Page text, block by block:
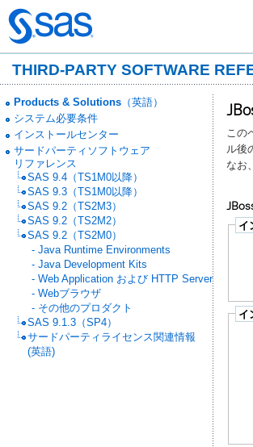
Skip
to
main
THIRD-PARTY SOFTWARE
Products & Solutions（英語）
システム必要条件
インストールセンター
サードパーティソフトウェア
リファレンス
SAS 9.4（TS1M0以降）
SAS 9.3（TS1M0以降）
SAS 9.2（TS2M3）
SAS 9.2（TS2M2）
SAS 9.2（TS2M0）
- Java Runtime Environments
- Java Development Kits
- Web Application および HTTP Server
- Webブラウザ
- その他のプロダクト
SAS 9.1.3（SP4）
サードパーティライセンス関連情報
(英語)
この
ル後
なお
イ
イ